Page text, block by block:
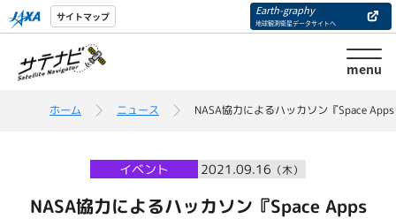
サイトマップ Earth-graphy
地球観測衛星データサイトへ
menu
ホーム ニュース NASA協力によるハッカソン『Space
イベント 2021.09.16 （木）
NASA協力によるハッカソン『Space Apps